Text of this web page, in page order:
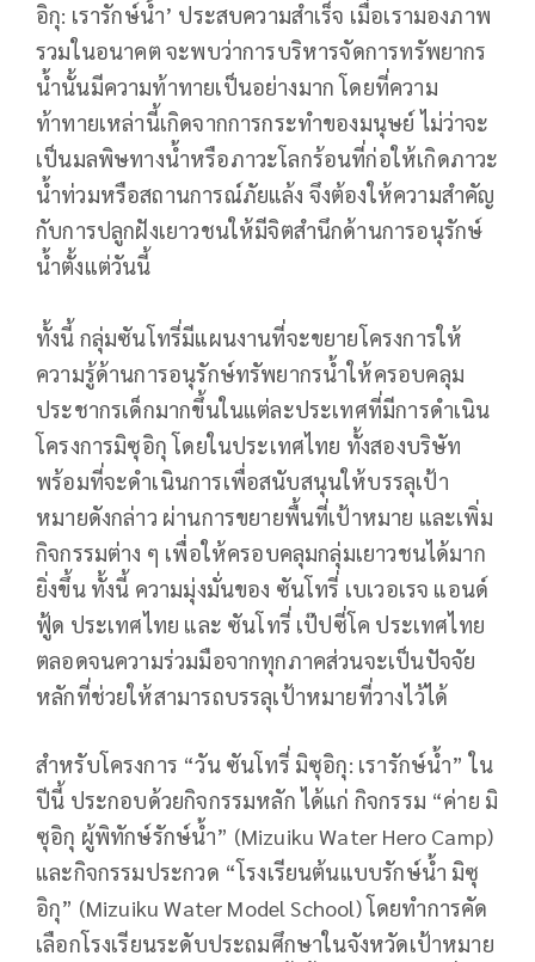
อิกุ: เรารักษ์น้ำ’ ประสบความสำเร็จ เมื่อเรามองภาพ
รวมในอนาคต จะพบว่าการบริหารจัดการทรัพยากร
น้ำนั้นมีความท้าทายเป็นอย่างมาก โดยที่ความ
ท้าทายเหล่านี้เกิดจากการกระทำของมนุษย์ ไม่ว่าจะ
เป็นมลพิษทางน้ำหรือภาวะโลกร้อนที่ก่อให้เกิดภาวะ
น้ำท่วมหรือสถานการณ์ภัยแล้ง จึงต้องให้ความสำคัญ
กับการปลูกฝังเยาวชนให้มีจิตสำนึกด้านการอนุรักษ์
น้ำตั้งแต่วันนี้
ทั้งนี้ กลุ่มซันโทรี่มีแผนงานที่จะขยายโครงการให้
ความรู้ด้านการอนุรักษ์ทรัพยากรน้ำให้ครอบคลุม
ประชากรเด็กมากขึ้นในแต่ละประเทศที่มีการดำเนิน
โครงการมิซุอิกุ โดยในประเทศไทย ทั้งสองบริษัท
พร้อมที่จะดำเนินการเพื่อสนับสนุนให้บรรลุเป้า
หมายดังกล่าว ผ่านการขยายพื้นที่เป้าหมาย และเพิ่ม
กิจกรรมต่าง ๆ เพื่อให้ครอบคลุมกลุ่มเยาวชนได้มาก
ยิ่งขึ้น ทั้งนี้ ความมุ่งมั่นของ ซันโทรี่ เบเวอเรจ แอนด์
ฟู้ด ประเทศไทย และ ซันโทรี่ เป๊ปซี่โค ประเทศไทย
ตลอดจนความร่วมมือจากทุกภาคส่วนจะเป็นปัจจัย
หลักที่ช่วยให้สามารถบรรลุเป้าหมายที่วางไว้ได้
สำหรับโครงการ “วัน ซันโทรี่ มิซุอิกุ: เรารักษ์น้ำ” ใน
ปีนี้ ประกอบด้วยกิจกรรมหลัก ได้แก่ กิจกรรม “ค่าย มิ
ซุอิกุ ผู้พิทักษ์รักษ์น้ำ” (Mizuiku Water Hero Camp)
และกิจกรรมประกวด “โรงเรียนต้นแบบรักษ์น้ำ มิซุ
อิกุ” (Mizuiku Water Model School) โดยทำการคัด
เลือกโรงเรียนระดับประถมศึกษาในจังหวัดเป้าหมาย